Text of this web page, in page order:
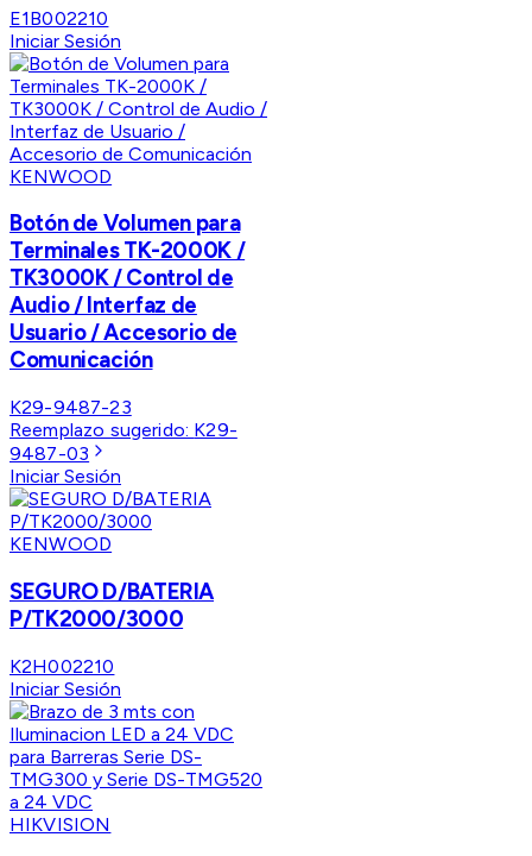
E1B002210
Iniciar Sesión
KENWOOD
Botón de Volumen para
Terminales TK-2000K /
TK3000K / Control de
Audio / Interfaz de
Usuario / Accesorio de
Comunicación
K29-9487-23
Reemplazo sugerido: K29-
9487-03
Iniciar Sesión
KENWOOD
SEGURO D/BATERIA
P/TK2000/3000
K2H002210
Iniciar Sesión
HIKVISION